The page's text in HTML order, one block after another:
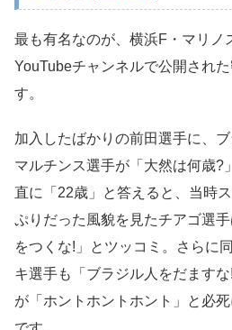
最も有名なのが、横浜F・マリノ
YouTubeチャンネルで公開され
す。
加入したばかりの前田選手に、
マルチンス選手が「大然は何歳?
直に「22歳」と答えると、当時
ぷりだった風貌を見たチアゴ選
をつくな!」とツッコミ。さらに
キ選手も「ブラジル人をだます
が「ホントホントホント」と必